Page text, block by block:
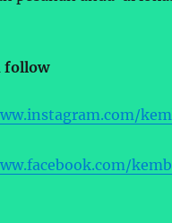
follow